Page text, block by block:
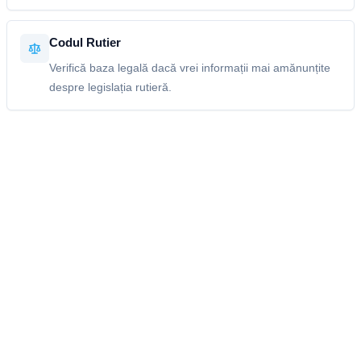
Codul Rutier
Verifică baza legală dacă vrei informații mai amănunțite
despre legislația rutieră.